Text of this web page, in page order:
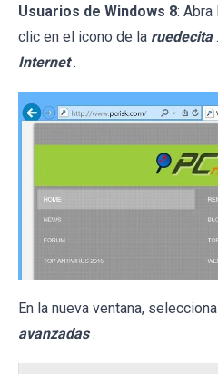
Usuarios de Windows 8: Abra
clic en el icono de la ruedecita
Internet .
En la nueva ventana,
avanzadas .